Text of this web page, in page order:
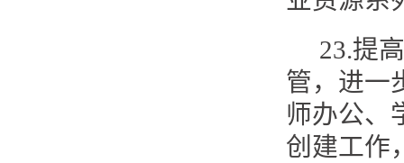
23.提
管，进一
师办公、
创建工作